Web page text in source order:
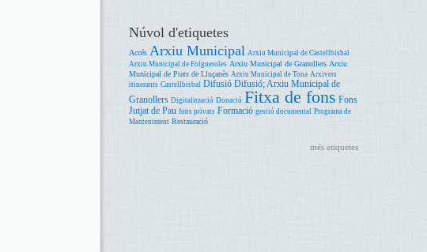
Núvol d'etiquetes
Accés Arxiu Municipal Arxiu Municipal de Castellbisbal
Arxiu Municipal de Folgueroles Arxiu Municipal de Granollers Arxiu
Municipal de Prats de Lluçanès Arxiu Municipal de Tona Arxivers
itinerants Castellbisbal Difusió Difusió; Arxiu Municipal de
Granollers Digitalització Donació Fitxa de fons Fons
Jutjat de Pau fons privats Formació gestió documental Programa de
Manteniment Restauració
més etiquetes